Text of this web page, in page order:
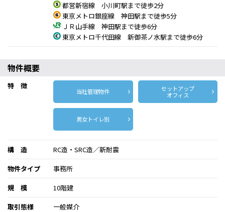
都営新宿線 小川町駅まで徒歩2分
東京メトロ銀座線 神田駅まで徒歩5分
ＪＲ山手線 神田駅まで徒歩6分
東京メトロ千代田線 新御茶ノ水駅まで徒歩6分
物件概要
特 徴
当社管理物件
セットアップ
オフィス
男女トイレ別
構 造
RC造・SRC造／新耐震
物件タイプ
事務所
規 模
10階建
取引態様
一般媒介